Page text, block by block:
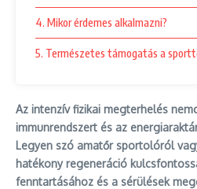
4. Mikor érdemes alkalmazni?
5. Természetes támogatás a
Az intenzív fizikai megterhelés
immunrendszert és az
Legyen szó amatőr sportolóról
hatékony regeneráció
fenntartásához és a sérülések